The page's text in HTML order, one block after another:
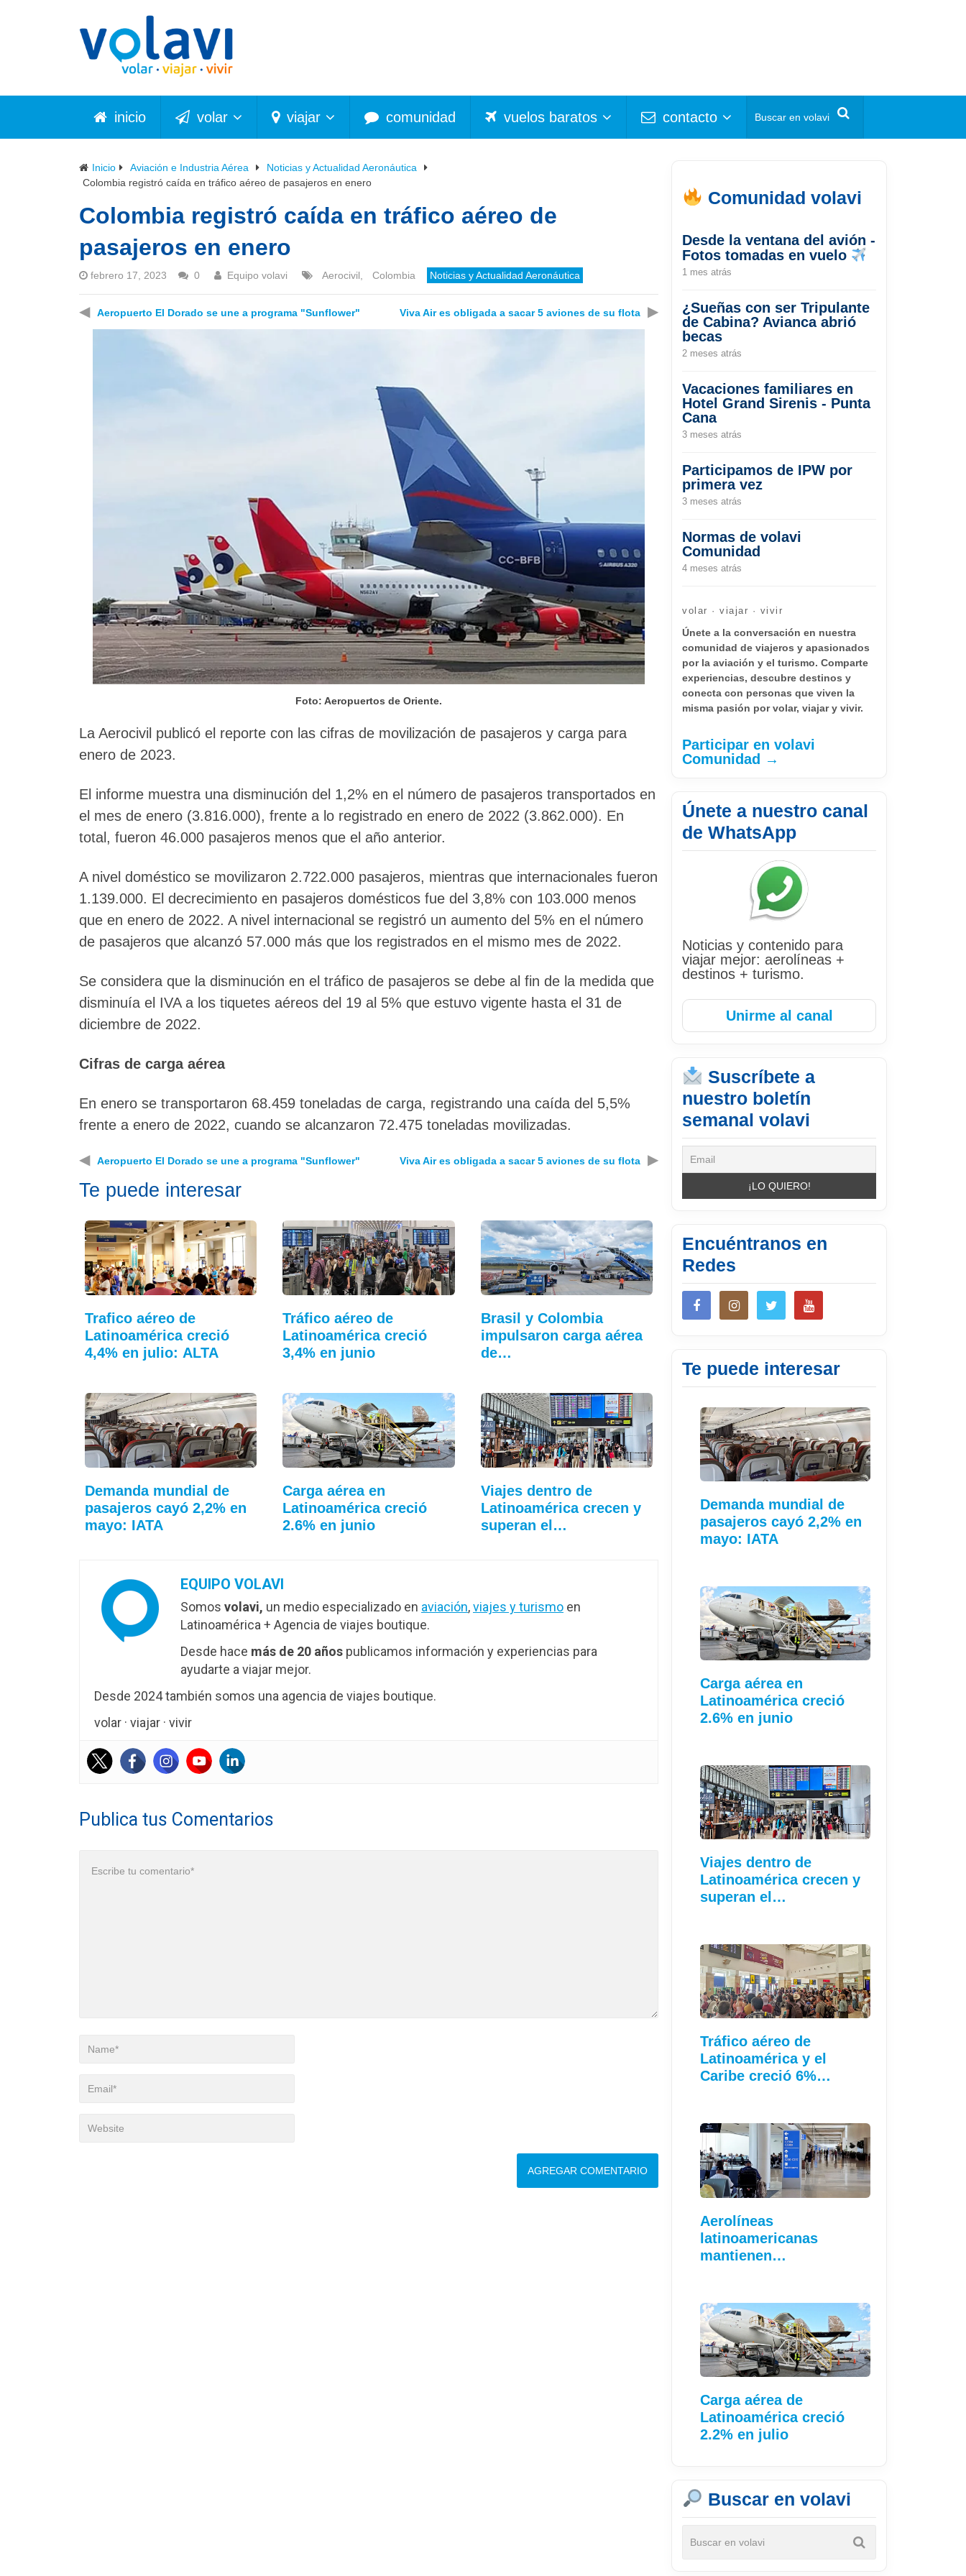
inicio volar viajar comunidad vuelos baratos contacto
Inicio Aviación e Industria Aérea
Noticias y Actualidad Aeronáutica
Colombia registró caída en tráfico aéreo de pasajeros en enero
Colombia registró caída en tráfico aéreo de
pasajeros en enero
febrero 17, 2023 0 Equipo volavi Aerocivil Colombia Noticias y Actualidad Aeronáutica
◀ Aeropuerto El Dorado se une a programa "Sunflower" Viva Air es obligada a sacar 5 aviones de su flota ▶
Foto: Aeropuertos de Oriente.
La Aerocivil publicó el reporte con las cifras de movilización de pasajeros y carga para
enero de 2023.
El informe muestra una disminución del 1,2% en el número de pasajeros transportados en
el mes de enero (3.816.000), frente a lo registrado en enero de 2022 (3.862.000). En
total, fueron 46.000 pasajeros menos que el año anterior.
A nivel doméstico se movilizaron 2.722.000 pasajeros, mientras que internacionales fueron
1.139.000. El decrecimiento en pasajeros domésticos fue del 3,8% con 103.000 menos
que en enero de 2022. A nivel internacional se registró un aumento del 5% en el número
de pasajeros que alcanzó 57.000 más que los registrados en el mismo mes de 2022.
Se considera que la disminución en el tráfico de pasajeros se debe al fin de la medida que
disminuía el IVA a los tiquetes aéreos del 19 al 5% que estuvo vigente hasta el 31 de
diciembre de 2022.
Cifras de carga aérea
En enero se transportaron 68.459 toneladas de carga, registrando una caída del 5,5%
frente a enero de 2022, cuando se alcanzaron 72.475 toneladas movilizadas.
◀ Aeropuerto El Dorado se une a programa "Sunflower" Viva Air es obligada a sacar 5 aviones de su flota ▶
Te puede interesar
Trafico aéreo de
Latinoamérica creció
4,4% en julio: ALTA
Tráfico aéreo de
Latinoamérica creció
3,4% en junio
Brasil y Colombia
impulsaron carga aérea
de…
Demanda mundial de
pasajeros cayó 2,2% en
mayo: IATA
Carga aérea en
Latinoamérica creció
2.6% en junio
Viajes dentro de
Latinoamérica crecen y
superan el…
EQUIPO VOLAVI
Somos volavi, un medio especializado en aviación,viajes y turismo en
Latinoamérica + Agencia de viajes boutique.
Desde hace más de 20 años publicamos información y experiencias para
ayudarte a viajar mejor.
Desde 2024 también somos una agencia de viajes boutique.
volar · viajar · vivir
Publica tus Comentarios
Comunidad volavi
Desde la ventana del avión -
Fotos tomadas en vuelo
1 mes atrás
¿Sueñas con ser Tripulante
de Cabina? Avianca abrió
becas
2 meses atrás
Vacaciones familiares en
Hotel Grand Sirenis - Punta
Cana
3 meses atrás
Participamos de IPW por
primera vez
3 meses atrás
Normas de volavi
Comunidad
4 meses atrás
volar · viajar · vivir
Únete a la conversación en nuestra
comunidad de viajeros y apasionados
por la aviación y el turismo. Comparte
experiencias, descubre destinos y
conecta con personas que viven la
misma pasión por volar, viajar y vivir.
Participar en volavi
Comunidad →
Únete a nuestro canal
de WhatsApp
Noticias y contenido para
viajar mejor: aerolíneas +
destinos + turismo.
Unirme al canal
Suscríbete a
nuestro boletín
semanal volavi
Encuéntranos en
Redes
Te puede interesar
Demanda mundial de
pasajeros cayó 2,2% en
mayo: IATA
Carga aérea en
Latinoamérica creció
2.6% en junio
Viajes dentro de
Latinoamérica crecen y
superan el…
Tráfico aéreo de
Latinoamérica y el
Caribe creció 6%…
Aerolíneas
latinoamericanas
mantienen
Carga aérea de
Latinoamérica creció
2.2% en julio
Buscar en volavi